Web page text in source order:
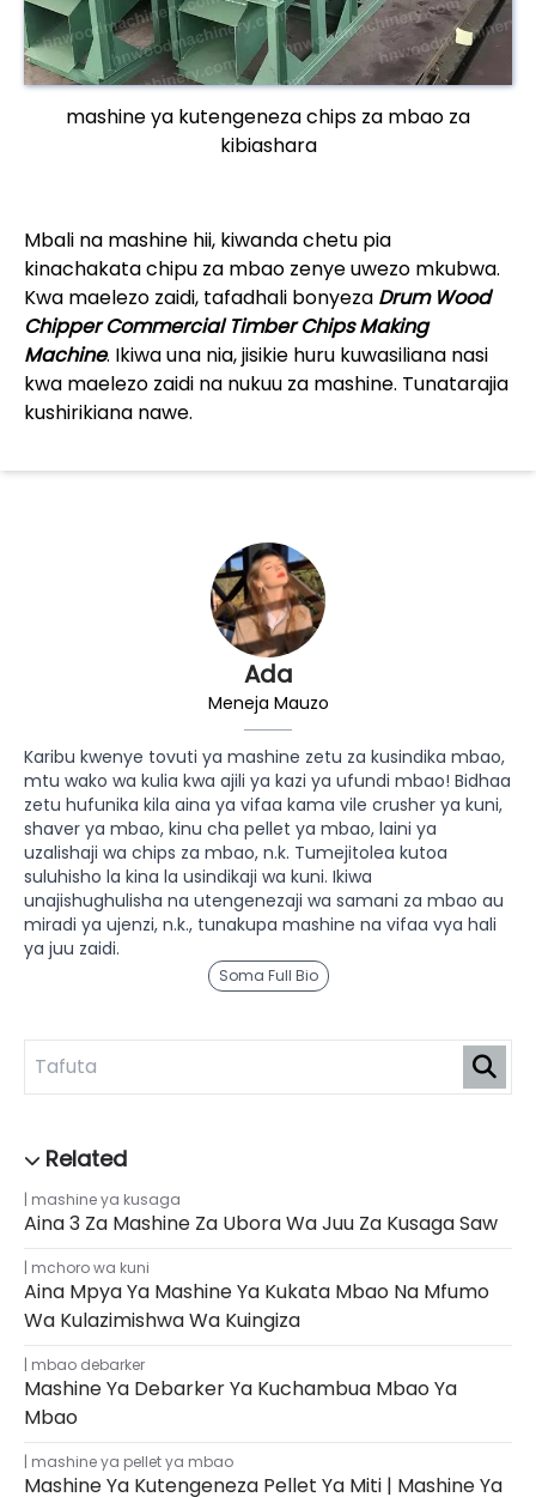
mashine ya kutengeneza chips za mbao za
kibiashara
Mbali na mashine hii, kiwanda chetu pia
kinachakata chipu za mbao zenye uwezo mkubwa.
Kwa maelezo zaidi, tafadhali bonyeza Drum Wood
Chipper Commercial Timber Chips Making
Machine. Ikiwa una nia, jisikie huru kuwasiliana nasi
kwa maelezo zaidi na nukuu za mashine. Tunatarajia
kushirikiana nawe.
Ada
Meneja Mauzo
Karibu kwenye tovuti ya mashine zetu za kusindika mbao,
mtu wako wa kulia kwa ajili ya kazi ya ufundi mbao! Bidhaa
zetu hufunika kila aina ya vifaa kama vile crusher ya kuni,
shaver ya mbao, kinu cha pellet ya mbao, laini ya
uzalishaji wa chips za mbao, n.k. Tumejitolea kutoa
suluhisho la kina la usindikaji wa kuni. Ikiwa
unajishughulisha na utengenezaji wa samani za mbao au
miradi ya ujenzi, n.k., tunakupa mashine na vifaa vya hali
ya juu zaidi.
Soma Full Bio
mashine ya kusaga
Aina 3 Za Mashine Za Ubora Wa Juu Za Kusaga Saw
mchoro wa kuni
Aina Mpya Ya Mashine Ya Kukata Mbao Na Mfumo
Wa Kulazimishwa Wa Kuingiza
mbao debarker
Mashine Ya Debarker Ya Kuchambua Mbao Ya
Mbao
mashine ya pellet ya mbao
Mashine Ya Kutengeneza Pellet Ya Miti | Mashine Ya